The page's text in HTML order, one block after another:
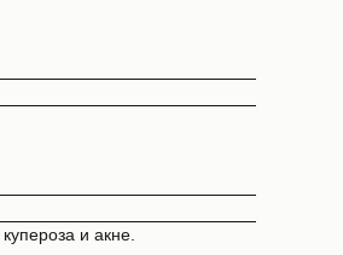
и акне.